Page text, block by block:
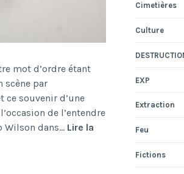
mot d’ordre étant
scène par
ce souvenir d’une
de l’entendre
Wilson dans… Lire la
Cimetières
Culture
EXP
Extraction
Feu
Fictions